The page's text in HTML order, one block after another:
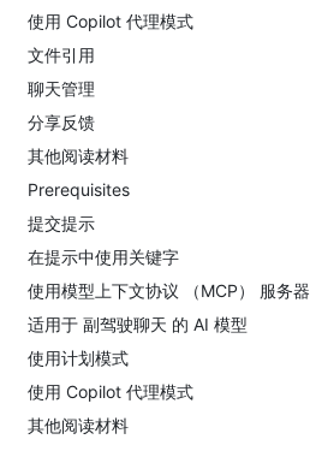
使用 Copilot 代理模式
文件引用
聊天管理
分享反馈
其他阅读材料
Prerequisites
提交提示
在提示中使用关键字
使用模型上下文协议 （MCP） 服务器
适用于 副驾驶聊天 的 AI 模型
使用计划模式
使用 Copilot 代理模式
其他阅读材料